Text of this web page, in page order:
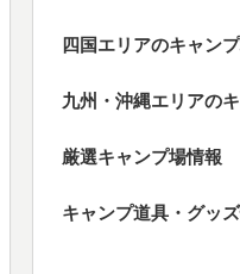
四国エリアのキャン
九州・沖縄エリアの
厳選キャンプ場情報
キャンプ道具・グッ